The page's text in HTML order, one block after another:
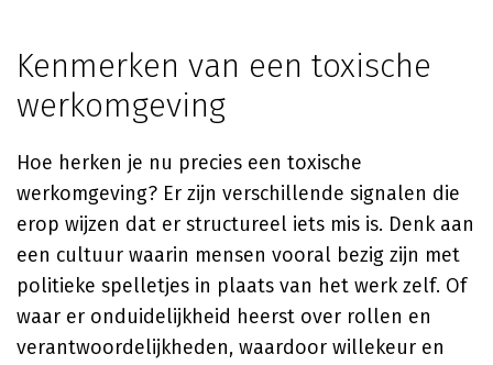
Kenmerken van een toxische
werkomgeving
Hoe herken je nu precies een toxische
werkomgeving? Er zijn verschillende signalen die
erop wijzen dat er structureel iets mis is. Denk aan
een cultuur waarin mensen vooral bezig zijn met
politieke spelletjes in plaats van het werk zelf. Of
waar er onduidelijkheid heerst over rollen en
verantwoordelijkheden, waardoor willekeur en